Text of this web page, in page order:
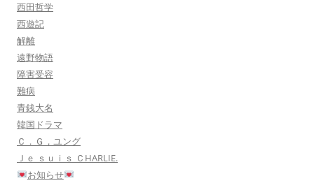
西田哲学
西遊記
解離
遠野物語
障害受容
難病
青銭大名
韓国ドラマ
Ｃ．Ｇ，ユング
Ｊｅ ｓｕｉｓ ＣHARLIE.
お知らせ